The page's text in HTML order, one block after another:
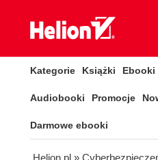
Kategorie Książki Ebooki
Audiobooki Promocje
Darmowe ebooki
Helion.pl »